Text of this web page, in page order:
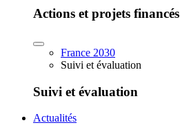
Actions et projets financés
France 2030
Suivi et évaluation
Suivi et évaluation
Actualités